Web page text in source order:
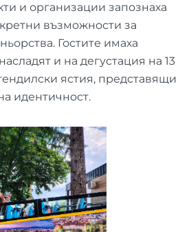
и организации запознаха
възможности за
Гостите имаха
и на дегустация на 13
ястия, представящи
идентичност.